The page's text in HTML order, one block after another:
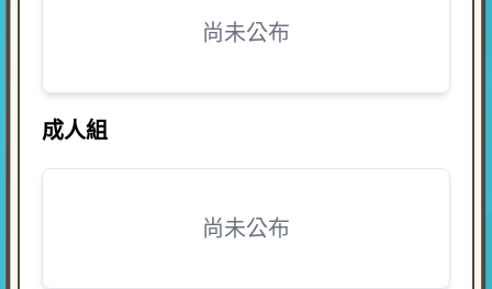
尚未公布
成人組
尚未公布